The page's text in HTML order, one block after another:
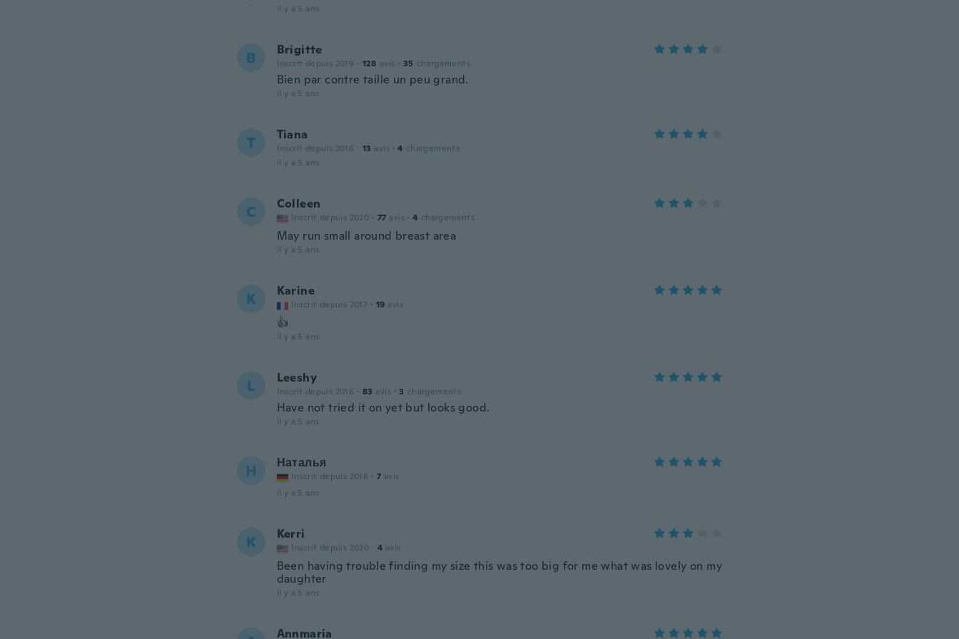
il y a 5 ans
B Brigitte
Inscrit depuis 2019 · 128 avis · 35 chargements
Bien par contre taille un peu grand.
il y a 5 ans
T Tiana
Inscrit depuis 2016 · 13 avis · 4 chargements
il y a 5 ans
C Colleen
Inscrit depuis 2020 · 77 avis · 4 chargements
May run small around breast area
il y a 5 ans
K Karine
Inscrit depuis 2017 · 19 avis
👍
il y a 5 ans
L Leeshy
Inscrit depuis 2016 · 83 avis · 3 chargements
Have not tried it on yet but looks good.
il y a 5 ans
Н Наталья
Inscrit depuis 2016 · 7 avis
il y a 5 ans
K Kerri
Inscrit depuis 2020 · 4 avis
Been having trouble finding my size this was too big for me what was lovely on my
daughter
il y a 5 ans
Annmaria